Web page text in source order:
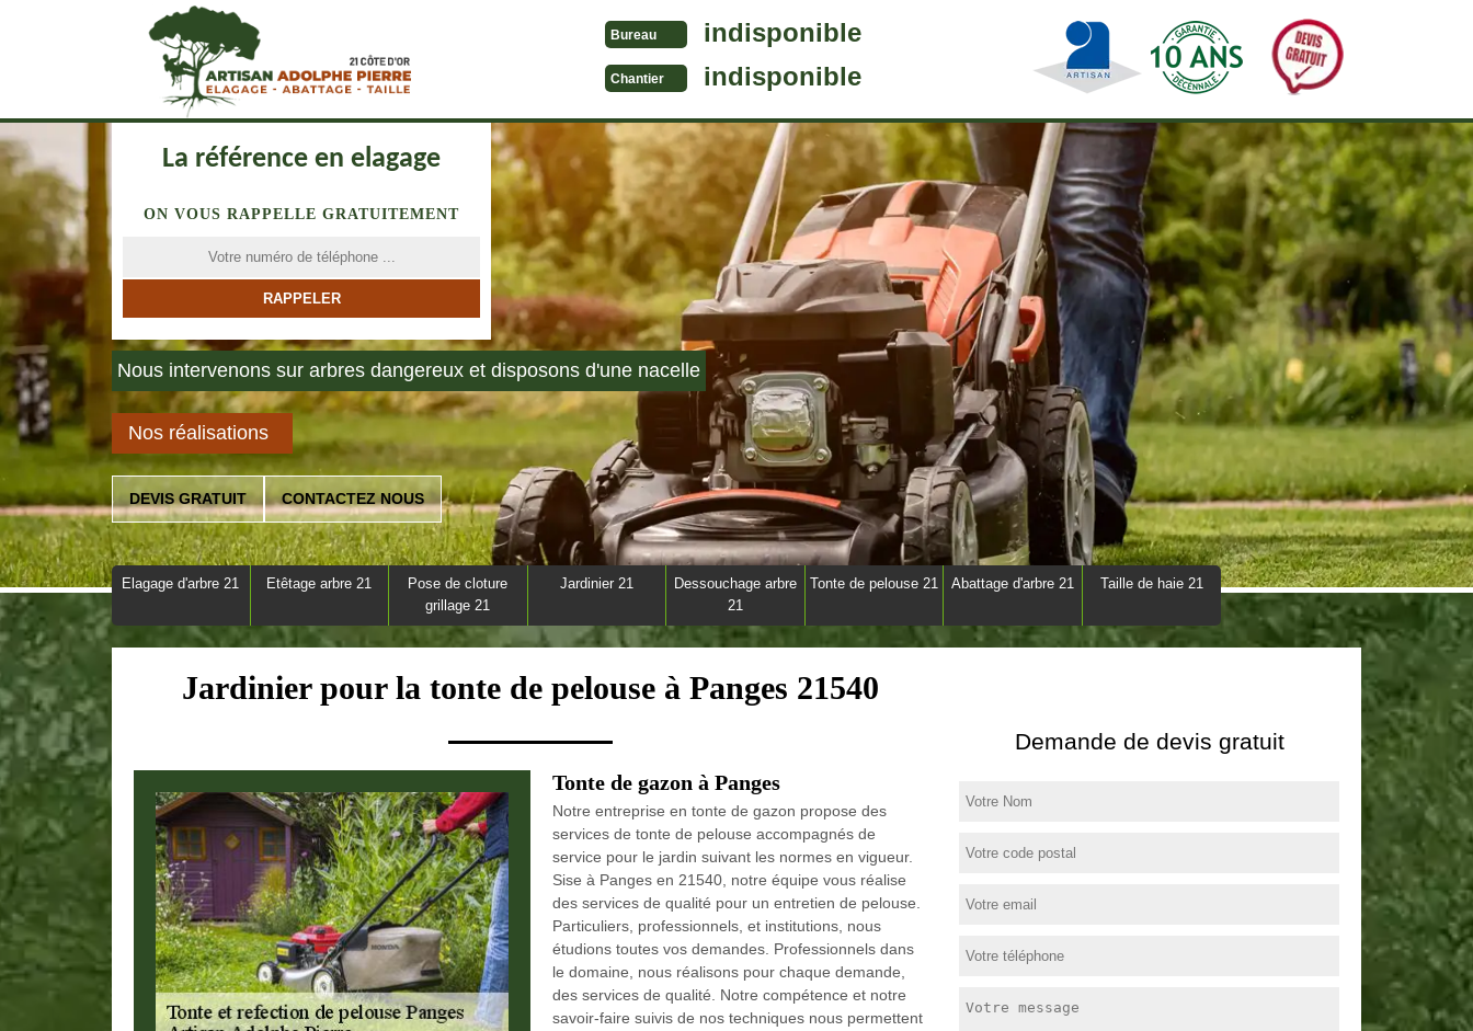
Bureau indisponible
Chantier indisponible
La référence en elagage
ON VOUS RAPPELLE GRATUITEMENT
Nous intervenons sur arbres dangereux et disposons d'une nacelle
Nos réalisations
DEVIS GRATUIT CONTACTEZ NOUS
Elagage d'arbre 21 Etêtage arbre 21
Pose de cloture
grillage 21
Jardinier 21
Dessouchage arbre
21
Tonte de pelouse 21 Abattage d'arbre 21 Taille de haie 21
Jardinier pour la tonte de pelouse à Panges 21540
Tonte de gazon à Panges
Notre entreprise en tonte de gazon propose des
services de tonte de pelouse accompagnés de
service pour le jardin suivant les normes en vigueur.
Sise à Panges en 21540, notre équipe vous réalise
des services de qualité pour un entretien de pelouse.
Particuliers, professionnels, et institutions, nous
étudions toutes vos demandes. Professionnels dans
le domaine, nous réalisons pour chaque demande,
des services de qualité. Notre compétence et notre
savoir-faire suivis de nos techniques nous permettent
Demande de devis gratuit